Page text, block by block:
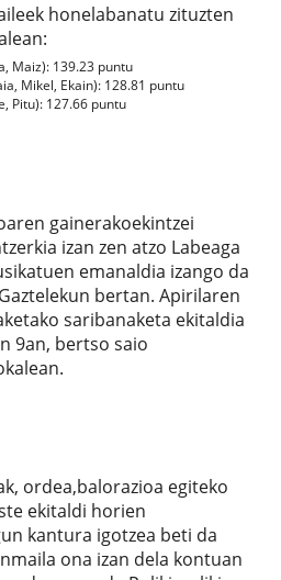
honelabanatu zituzten
Maiz): 139.23 puntu
Mikel, Ekain): 128.81 puntu
Pitu): 127.66 puntu
gainerakoekintzei
izan zen atzo Labeaga
emanaldia izango da
bertan. Apirilaren
saribanaketa ekitaldia
9an, bertso saio
ordea,balorazioa egiteko
ekitaldi horien
kantura igotzea beti da
ona izan dela kontuan